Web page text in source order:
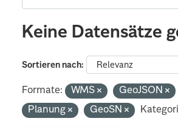
Keine Datensätze
Sortieren nach
Formate: WMS GeoJSON
Planung
GeoSN